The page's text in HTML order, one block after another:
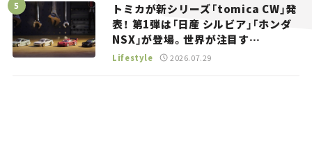
トミカが新シリーズ「tomica CW」発
表！ 第1弾は「日産 シルビア」「ホンダ
NSX」が登場。世界が注目す
る“JDM”に焦点【クルマとホビー】
Lifestyle 2026.07.29